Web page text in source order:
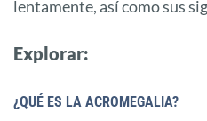
lentamente, así como sus
Explorar:
¿QUÉ ES LA ACROMEGALIA?